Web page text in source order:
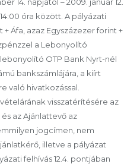
óra között. A pályázati
Áfa, azaz Egyszázezer forint +
a Lebonyolító
OTP Bank Nyrt-nél
bankszámlájára, a kiírt
való hivatkozással.
visszatérítésére az
az Ajánlattevő az
jogcímen, nem
illetve a pályázat
felhívás 12.4. pontjában